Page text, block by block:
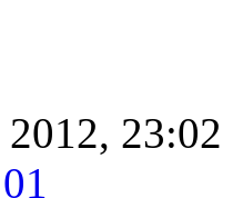
2012, 23:02